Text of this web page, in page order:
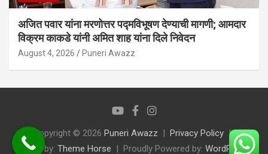
अजित पवार यांना मरणोत्तर पद्मविभूषण देण्याची मागणी; आमदार
विक्रम काकडे यांनी अमित शाह यांना दिले निवेदन
August 4, 2026 Puneri Awazz
Copyright © 2026 Puneri Awazz
Privacy Policy
Theme by: Theme Horse Proudly Powered by: WordPress